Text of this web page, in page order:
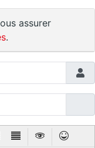
assurer
.